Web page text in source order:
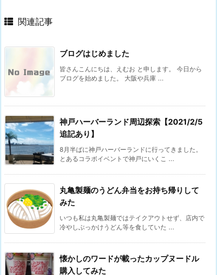
関連記事
ブログはじめました
皆さんこんにちは、えむお と申します。 今日から
ブログを始めました。 大阪や兵庫 ...
神戸ハーバーランド周辺探索【2021/2/5
追記あり】
8月半ばに神戸ハーバーランドに行ってきました。
とあるコラボイベントで神戸にいくこ ...
丸亀製麺のうどん弁当をお持ち帰りして
みた
いつも私は丸亀製麺ではテイクアウトせず、店内で
冷やしぶっかけうどん等を食していた ...
懐かしのワードが載ったカップヌードル
購入してみた